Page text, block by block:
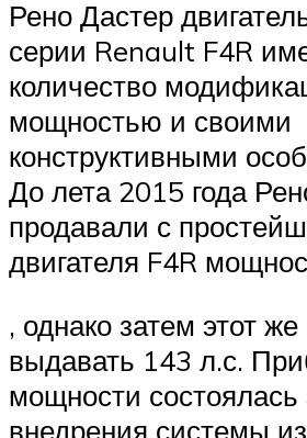
Рено Дастер
серии Renault F4R
количество
мощностью и своими
конструктивными
До лета 2015 года
продавали с
двигателя F4R
, однако затем этот
выдавать 143 л.с.
мощности состоялась
внедрения системы